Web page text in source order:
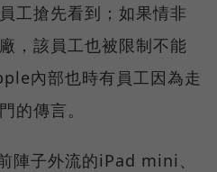
工搶先看到；如果情非
，該員工也被限制不能
內部也時有員工因為走
的傳言。
陣子外流的iPad mini、